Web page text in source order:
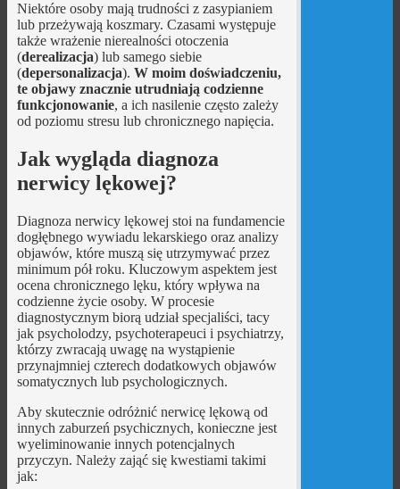
Niektóre osoby mają trudności z zasypianiem
lub przeżywają koszmary. Czasami występuje
także wrażenie nierealności otoczenia
(derealizacja) lub samego siebie
(depersonalizacja). W moim doświadczeniu,
te objawy znacznie utrudniają codzienne
funkcjonowanie, a ich nasilenie często zależy
od poziomu stresu lub chronicznego napięcia.
Jak wygląda diagnoza
nerwicy lękowej?
Diagnoza nerwicy lękowej stoi na fundamencie
dogłębnego wywiadu lekarskiego oraz analizy
objawów, które muszą się utrzymywać przez
minimum pół roku. Kluczowym aspektem jest
ocena chronicznego lęku, który wpływa na
codzienne życie osoby. W procesie
diagnostycznym biorą udział specjaliści, tacy
jak psycholodzy, psychoterapeuci i psychiatrzy,
którzy zwracają uwagę na wystąpienie
przynajmniej czterech dodatkowych objawów
somatycznych lub psychologicznych.
Aby skutecznie odróżnić nerwicę lękową od
innych zaburzeń psychicznych, konieczne jest
wyeliminowanie innych potencjalnych
przyczyn. Należy zająć się kwestiami takimi
jak: